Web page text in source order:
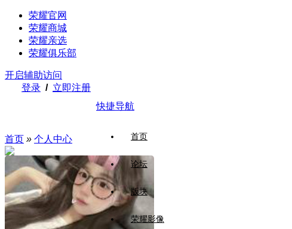
荣耀官网
荣耀商城
荣耀亲选
荣耀俱乐部
开启辅助访问
登录 / 立即注册
快捷导航
首页
论坛
版块
荣耀影像
首页 » 个人中心